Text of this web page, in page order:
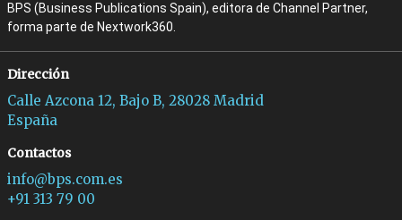
BPS (Business Publications Spain), editora de Channel Partner,
forma parte de Nextwork360.
Dirección
Calle Azcona 12, Bajo B, 28028 Madrid
España
Contactos
info@bps.com.es
+91 313 79 00